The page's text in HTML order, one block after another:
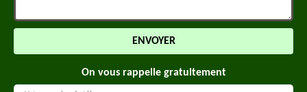
On vous rappelle gratuitement